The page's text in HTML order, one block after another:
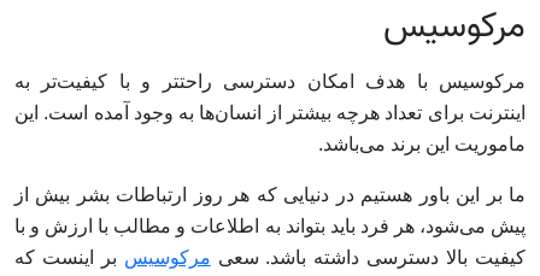
مرکوسیس
مرکوسیس با هدف امکان دسترسی راحتتر و با کیفیت‌تر به
اینترنت برای تعداد هرچه بیشتر از انسان‌ها به وجود آمده است. این
ماموریت این برند می‌باشد.
ما بر این باور هستیم در دنیایی که هر روز ارتباطات بشر بیش از
پیش می‌شود، هر فرد باید بتواند به اطلاعات و مطالب با ارزش و با
کیفیت بالا دسترسی داشته باشد. سعی مرکوسیس بر اینست که